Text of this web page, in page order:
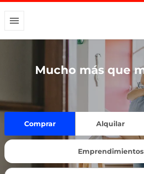
Mucho más que
Comprar Alquilar
Emprendimientos